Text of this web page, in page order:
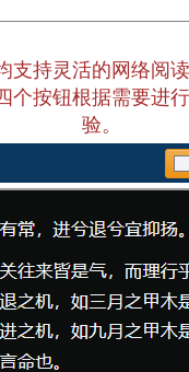
支持灵活的网络阅
个按钮根据需要进
验。